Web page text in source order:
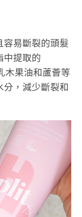
容易斷裂的頭髮
中提取的
⽊果油和蘆薈等
，減少斷裂和